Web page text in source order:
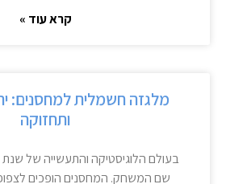
קרא עוד »
מלגזה חשמלית למחסנים:
ותחזוקה
שם המשחק. המחסנים הופכים